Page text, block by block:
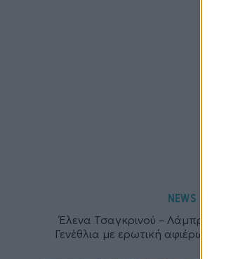
NEWS
Έλενα Τσαγκρινού – Λάμπρος
Γενέθλια με ερωτική αφιέρωση